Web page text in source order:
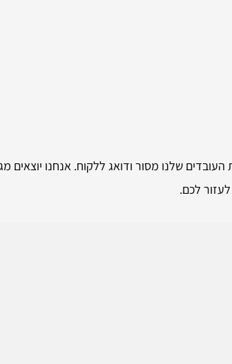
שלנו מסור ודואג ללקוח. אנחנו יוצאים
לעזור לכם.